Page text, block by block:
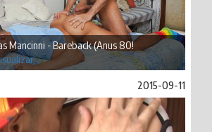
Mancinni - Bareback (Anus 80!
2015-09-11